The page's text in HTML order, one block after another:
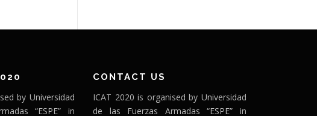
by Universidad
“ESPE” in
CONTACT US
ICAT 2020 is organised by Universidad
de las Fuerzas Armadas “ESPE” in